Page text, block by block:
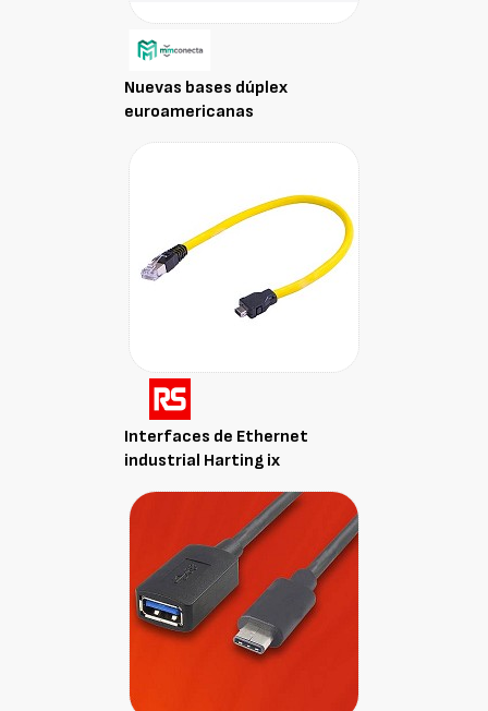
Nuevas bases dúplex
euroamericanas
Interfaces de Ethernet
industrial Harting ix